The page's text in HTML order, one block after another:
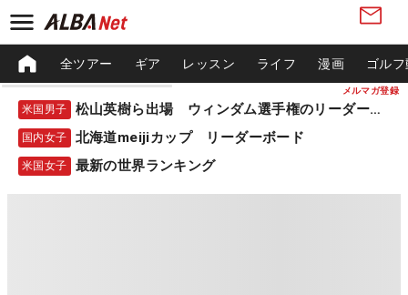
メルマガ登録
全ツアー ギア レッスン ライフ 漫画 ゴル
米国男子 松山英樹ら出場 ウィンダム選手権のリーダーボード
国内女子 北海道meijiカップ リーダーボード
米国女子 最新の世界ランキング